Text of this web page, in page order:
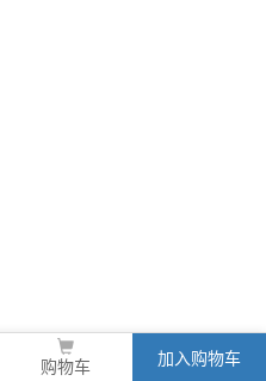
购物车 加入购物车